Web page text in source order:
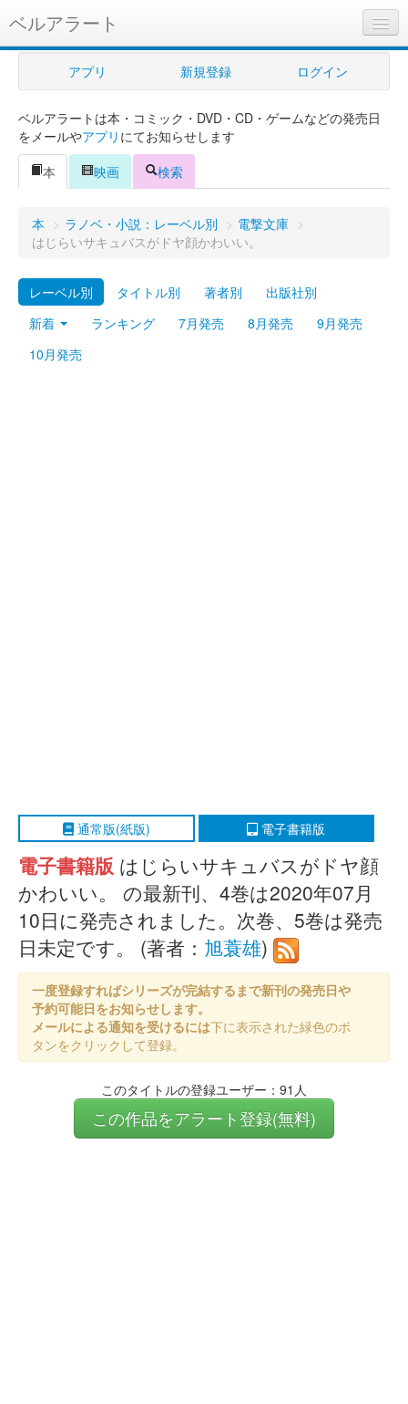
ベルアラート
ベルアラートとは
ヘルプ
新規登録
ログイン
購入管理
Myシェルフ
プレミアム
アプリ 新規登録 ログイン
ベルアラートは本・コミック・DVD・CD・ゲームなどの発売日
をメールやアプリ にてお知らせします
本
映画 検索
本 > ラノベ・小説：レーベル別 > 電撃文庫 >
はじらいサキュバスがドヤ顔かわいい。
レーベル別 タイトル別 著者別
出版社別
新着
ランキング 7月発売 8月発売
9月発売
10月発売
通常版(紙版) 電子書籍版
電子書籍版 はじらいサキュバスがドヤ顔
かわいい。 の最新刊、4巻は2020年07月
10日に発売されました。次巻、5巻は発売
日未定です。 (著者： 旭蓑雄)
一度登録すればシリーズが完結するまで新刊の発売日や
予約可能日をお知らせします。
メールによる通知を受けるには下に表示された緑色のボ
タンをクリックして登録。
このタイトルの登録ユーザー：91人
この作品をアラート登録(無料)